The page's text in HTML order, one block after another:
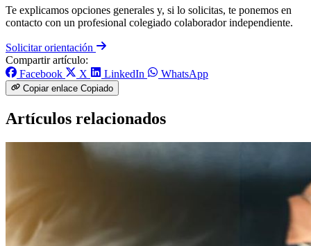
Te explicamos opciones generales y, si lo solicitas, te ponemos en
contacto con un profesional colegiado colaborador independiente.
Solicitar orientación
Compartir artículo:
Facebook
X LinkedIn WhatsApp
Copiar enlace Copiado
Artículos relacionados